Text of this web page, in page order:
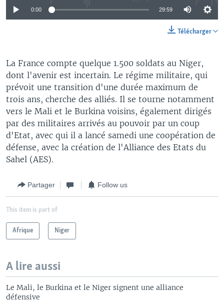
0:00 29:59
Télécharger
La France compte quelque 1.500 soldats au Niger,
dont l'avenir est incertain. Le régime militaire, qui
prévoit une transition d'une durée maximum de
trois ans, cherche des alliés. Il se tourne notamment
vers le Mali et le Burkina voisins, également dirigés
par des militaires arrivés au pouvoir par un coup
d'Etat, avec qui il a lancé samedi une coopération de
défense, avec la création de l'Alliance des Etats du
Sahel (AES).
Partager Follow us
This item is part of
Afrique Niger
A lire aussi
Le Mali, le Burkina et le Niger signent une alliance
défensive